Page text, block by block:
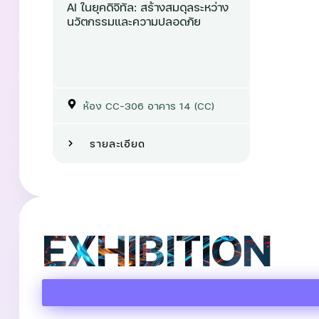
AI ในยุคดิจิทัล: สร้างสมดุลระหว่าง
นวัตกรรมและความปลอดภัย
ห้อง CC-306 อาคาร 14 (CC)
รายละเอียด
EXHIBITION